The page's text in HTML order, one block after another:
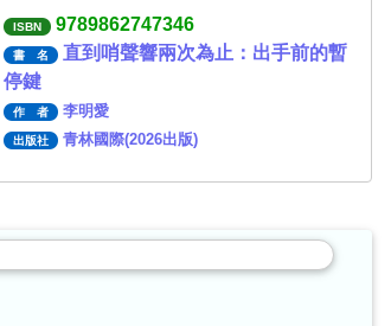
ISBN 9789862747346
書 名
直到哨聲響兩次為止：出手前的暫
停鍵
作 者 李明愛
出版社 青林國際(2026出版)